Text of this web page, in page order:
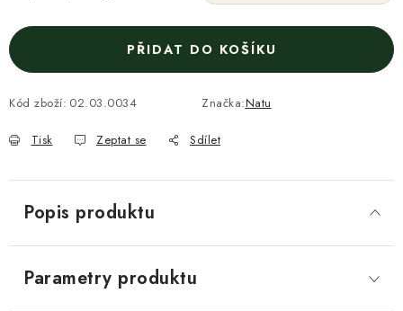
PŘIDAT DO KOŠÍKU
Kód zboží: 02.03.0034 Značka:Natu
Tisk Zeptat se Sdílet
Popis produktu
Parametry produktu